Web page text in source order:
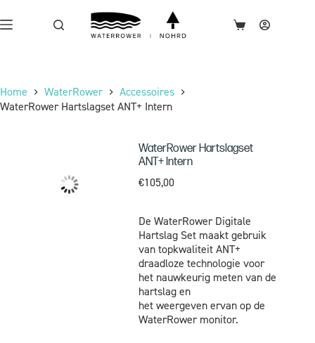
Home WaterRower
Accessoires
WaterRower Hartslagset ANT+ Intern
WaterRower Hartslagset
ANT+ Intern
€105,00
De WaterRower Digitale
Hartslag Set maakt gebruik
van topkwaliteit ANT+
draadloze technologie voor
het nauwkeurig meten van de
hartslag en
het weergeven ervan op de
WaterRower monitor.